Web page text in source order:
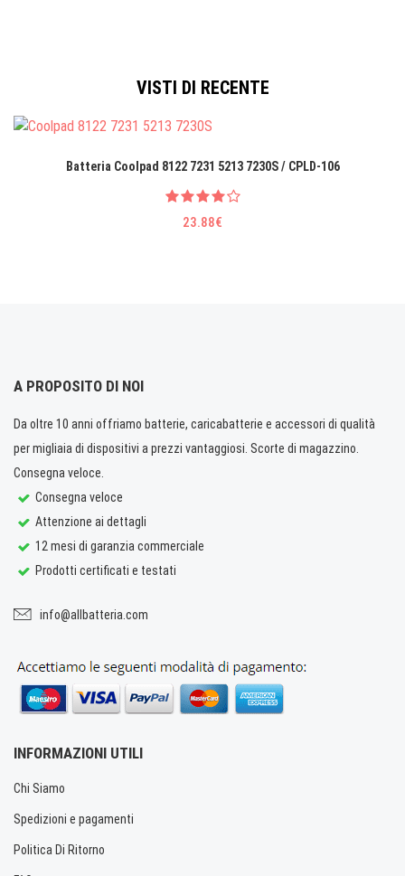
VISTI DI RECENTE
Batteria Coolpad 8122 7231 5213 7230S / CPLD-106
23.88€
A PROPOSITO DI NOI
Da oltre 10 anni offriamo batterie, caricabatterie e accessori di qualità
per migliaia di dispositivi a prezzi vantaggiosi. Scorte di magazzino.
Consegna veloce.
Consegna veloce
Attenzione ai dettagli
12 mesi di garanzia commerciale
Prodotti certificati e testati
info@allbatteria.com
INFORMAZIONI UTILI
Chi Siamo
Spedizioni e pagamenti
Politica Di Ritorno